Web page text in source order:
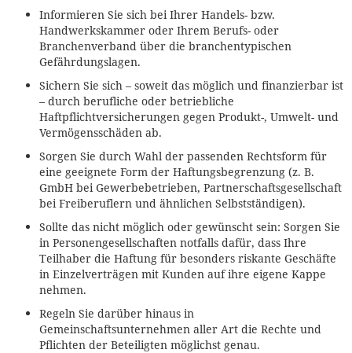
Informieren Sie sich bei Ihrer Handels- bzw.
Handwerkskammer oder Ihrem Berufs- oder
Branchenverband über die branchentypischen
Gefährdungslagen.
Sichern Sie sich – soweit das möglich und finanzierbar ist
– durch berufliche oder betriebliche
Haftpflichtversicherungen gegen Produkt-, Umwelt- und
Vermögensschäden ab.
Sorgen Sie durch Wahl der passenden Rechtsform für
eine geeignete Form der Haftungsbegrenzung (z. B.
GmbH bei Gewerbebetrieben, Partnerschaftsgesellschaft
bei Freiberuflern und ähnlichen Selbstständigen).
Sollte das nicht möglich oder gewünscht sein: Sorgen Sie
in Personengesellschaften notfalls dafür, dass Ihre
Teilhaber die Haftung für besonders riskante Geschäfte
in Einzelverträgen mit Kunden auf ihre eigene Kappe
nehmen.
Regeln Sie darüber hinaus in
Gemeinschaftsunternehmen aller Art die Rechte und
Pflichten der Beteiligten möglichst genau.